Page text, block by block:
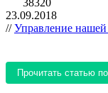
23.09.2018
//Управление
Прочитать